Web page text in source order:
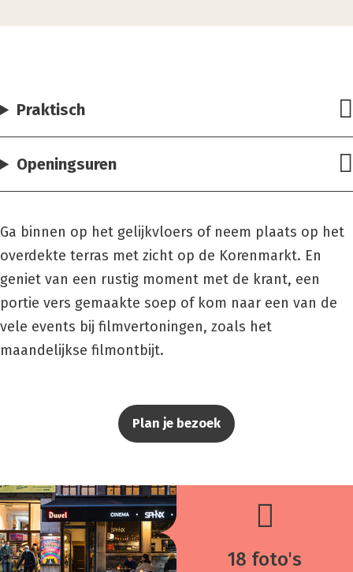
Praktisch
Openingsuren
Ga binnen op het gelijkvloers of neem plaats op het
overdekte terras met zicht op de Korenmarkt. En
geniet van een rustig moment met de krant, een
portie vers gemaakte soep of kom naar een van de
vele events bij filmvertoningen, zoals het
maandelijkse filmontbijt.
Plan je bezoek
18 foto's